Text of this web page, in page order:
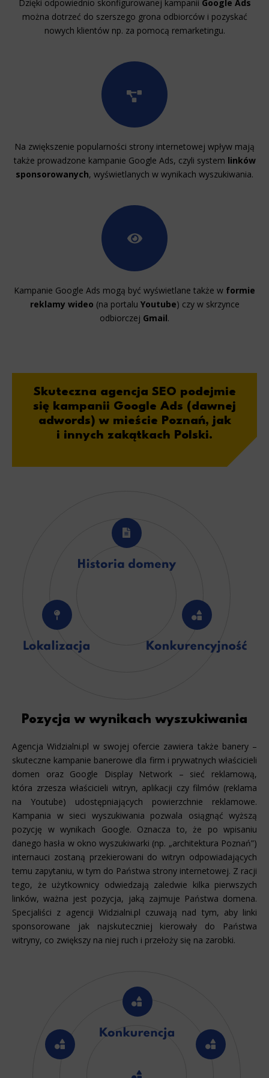
Dzięki odpowiednio skonfigurowanej kampanii Google Ads
można dotrzeć do szerszego grona odbiorców i pozyskać
nowych klientów np. za pomocą remarketingu.
Na zwiększenie popularności strony internetowej wpływ mają
także prowadzone kampanie Google Ads, czyli system linków
sponsorowanych, wyświetlanych w wynikach wyszukiwania.
Kampanie Google Ads mogą być wyświetlane także w formie
reklamy wideo (na portalu Youtube) czy w skrzynce
odbiorczej Gmail.
Skuteczna agencja SEO podejmie
się kampanii Google Ads (dawnej
adwords) w mieście Poznań, jak
i innych zakątkach Polski.
Pozycja w wynikach wyszukiwania
Agencja Widzialni.pl w swojej ofercie zawiera także banery –
skuteczne kampanie banerowe dla firm i prywatnych właścicieli
domen oraz Google Display Network – sieć reklamową,
która zrzesza właścicieli witryn, aplikacji czy filmów (reklama
na Youtube) udostępniających powierzchnie reklamowe.
Kampania w sieci wyszukiwania pozwala osiągnąć wyższą
pozycję w wynikach Google. Oznacza to, że po wpisaniu
danego hasła w okno wyszukiwarki (np. „architektura Poznań”)
internauci zostaną przekierowani do witryn odpowiadających
temu zapytaniu, w tym do Państwa strony internetowej. Z racji
tego, że użytkownicy odwiedzają zaledwie kilka pierwszych
linków, ważna jest pozycja, jaką zajmuje Państwa domena.
Specjaliści z agencji Widzialni.pl czuwają nad tym, aby linki
sponsorowane jak najskuteczniej kierowały do Państwa
witryny, co zwiększy na niej ruch i przełoży się na zarobki.